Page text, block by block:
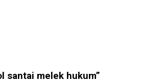
santai melek hukum”